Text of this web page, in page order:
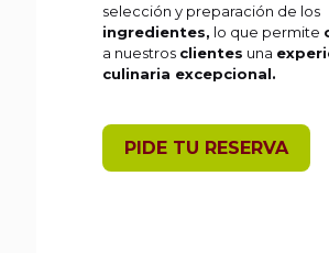
selección y preparación de los
ingredientes, lo que permite
a nuestros clientes una
culinaria excepcional.
PIDE TU RESERVA